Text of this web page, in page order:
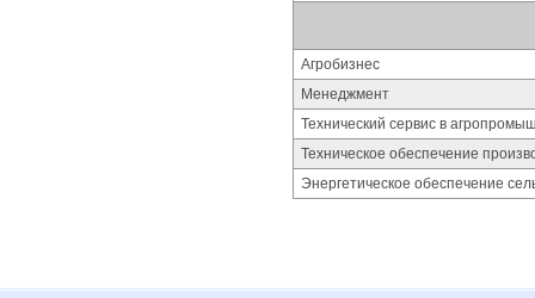
Агробизнес
Менеджмент
Технический сервис в
Техническое обеспечение
Энергетическое обеспечение